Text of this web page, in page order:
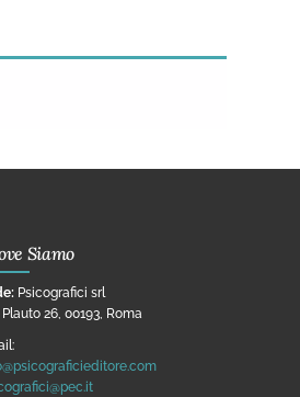
Siamo
Psicografici srl
26, 00193, Roma